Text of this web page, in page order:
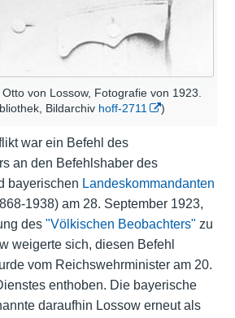
von Lossow, Fotografie von 1923.
Bildarchiv hoff-2711 )
war ein Befehl des
an den Befehlshaber des
bayerischen Landeskommandanten
1938) am 28. September 1923,
des "Völkischen Beobachters" zu
weigerte sich, diesen Befehl
vom Reichswehrminister am 20.
enthoben. Die bayerische
daraufhin Lossow erneut als